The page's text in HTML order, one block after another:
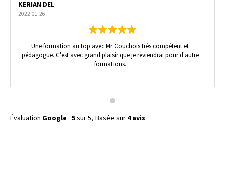
KERIAN DEL
2022-01-26
Une formation au top avec Mr Couchois très compétent et
pédagogue. C'est avec grand plaisir que je reviendrai pour d'autre
formations.
Évaluation Google : 5sur 5, Basée sur 4 avis.